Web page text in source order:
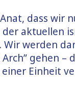
dass wir
aktuellen
Wir werden
Arch” gehen
Einheit